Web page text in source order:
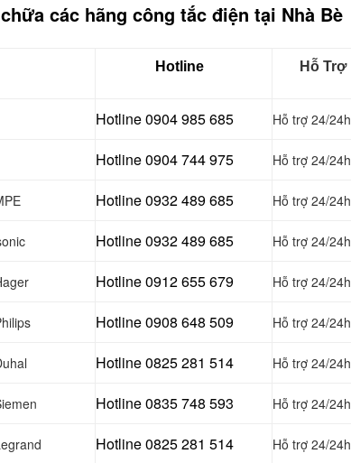
các hãng công tắc điện tại Nhà Bè
Hotline Hỗ Trợ
Hotline 0904 985 685 Hỗ trợ 24/24h
Hotline 0904 744 975 Hỗ trợ 24/24h
Hotline 0932 489 685 Hỗ trợ 24/24h
Hotline 0932 489 685 Hỗ trợ 24/24h
Hotline 0912 655 679 Hỗ trợ 24/24h
Hotline 0908 648 509 Hỗ trợ 24/24h
Hotline 0825 281 514 Hỗ trợ 24/24h
Hotline 0835 748 593 Hỗ trợ 24/24h
Hotline 0825 281 514 Hỗ trợ 24/24h